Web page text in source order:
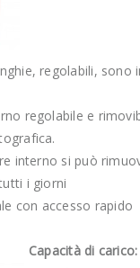
regolabili, sono
regolabile e
interno si può
i giorni
con accesso rapido
Capacità di carico: